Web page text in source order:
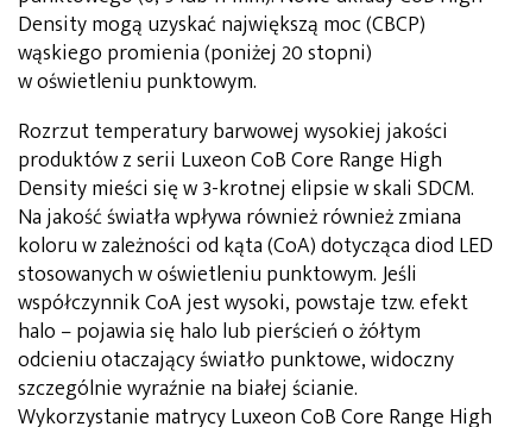
Density mogą uzyskać największą moc (CBCP)
wąskiego promienia (poniżej 20 stopni)
w oświetleniu punktowym.
Rozrzut temperatury barwowej wysokiej jakości
produktów z serii Luxeon CoB Core Range High
Density mieści się w 3-krotnej elipsie w skali SDCM.
Na jakość światła wpływa również również zmiana
koloru w zależności od kąta (CoA) dotycząca diod LED
stosowanych w oświetleniu punktowym. Jeśli
współczynnik CoA jest wysoki, powstaje tzw. efekt
halo – pojawia się halo lub pierścień o żółtym
odcieniu otaczający światło punktowe, widoczny
szczególnie wyraźnie na białej ścianie.
Wykorzystanie matrycy Luxeon CoB Core Range High